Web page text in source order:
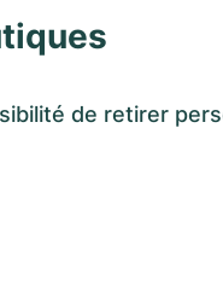
de retirer